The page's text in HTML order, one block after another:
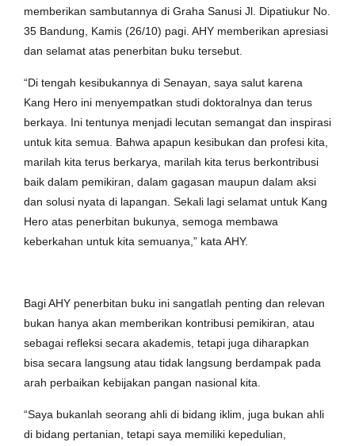
memberikan sambutannya di Graha Sanusi Jl. Dipatiukur No.
35 Bandung, Kamis (26/10) pagi. AHY memberikan apresiasi
dan selamat atas penerbitan buku tersebut.
“Di tengah kesibukannya di Senayan, saya salut karena
Kang Hero ini menyempatkan studi doktoralnya dan terus
berkaya. Ini tentunya menjadi lecutan semangat dan inspirasi
untuk kita semua. Bahwa apapun kesibukan dan profesi kita,
marilah kita terus berkarya, marilah kita terus berkontribusi
baik dalam pemikiran, dalam gagasan maupun dalam aksi
dan solusi nyata di lapangan. Sekali lagi selamat untuk Kang
Hero atas penerbitan bukunya, semoga membawa
keberkahan untuk kita semuanya,” kata AHY.
Bagi AHY penerbitan buku ini sangatlah penting dan relevan
bukan hanya akan memberikan kontribusi pemikiran, atau
sebagai refleksi secara akademis, tetapi juga diharapkan
bisa secara langsung atau tidak langsung berdampak pada
arah perbaikan kebijakan pangan nasional kita.
“Saya bukanlah seorang ahli di bidang iklim, juga bukan ahli
di bidang pertanian, tetapi saya memiliki kepedulian,